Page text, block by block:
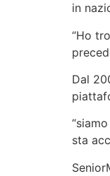
in
“Ho
Dal
sta